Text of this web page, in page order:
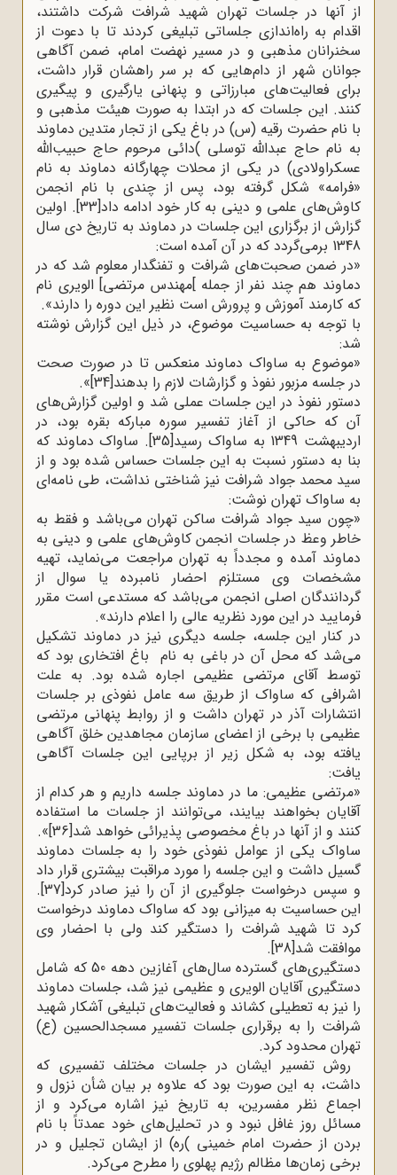
از آنها در جلسات تهران شهید شرافت شرکت داشتند،
اقدام به راه‌اندازی جلساتی تبلیغی کردند تا با دعوت از
سخنرانان مذهبی و در مسیر نهضت امام، ضمن آگاهی
جوانان شهر از دام‌هایی که بر سر راهشان قرار داشت،
برای فعالیت‌های مبارزاتی و پنهانی یارگیری و پیگیری
کنند. این جلسات که در ابتدا به صورت هیئت مذهبی و
با نام حضرت رقیه (س) در باغ یکی از تجار متدین دماوند
به نام حاج ‌عبدالله توسلی )دائی مرحوم حاج حبیب‌الله
عسکراولادی) در یکی از محلات چهارگانه دماوند به نام
«فرامه» شکل گرفته بود، پس از چندی با نام انجمن
کاوش‌های علمی و دینی به کار خود ادامه داد
.[33] اولین
گزارش از برگزاری این جلسات در دماوند به تاریخ دی سال
1348 برمی‌گردد که در آن آمده است
:
»در ضمن صحبت‌های شرافت و تفنگدار معلوم شد که در
دماوند هم چند نفر از جمله[مهندس مرتضی] الویری نام
که کارمند آموزش و پرورش است نظیر این دوره را دارند.«
با توجه به حساسیت موضوع، در ذیل این گزارش نوشته
شد:
»موضوع به ساواک دماوند منعکس تا در صورت صحت
در جلسه مزبور نفوذ و گزارشات لازم را بدهند
.«[34]
دستور نفوذ در این جلسات عملی شد و اولین گزارش‌های
آن که حاکی از آغاز تفسیر سوره مبارکه بقره بود، در
اردیبهشت 1349 به ساواک رسید
.[35] ساواک دماوند که
بنا به دستور نسبت به این جلسات حساس شده بود و از
سید محمد جواد شرافت نیز شناختی نداشت، طی نامه‌ای
به ساواک تهران نوشت:
»چون سید جواد شرافت ساکن تهران می‌باشد و فقط به
خاطر وعظ در جلسات انجمن کاوش‌های علمی و دینی به
دماوند آمده و مجدداً به تهران مراجعت می‌نماید، تهیه
مشخصات وی مستلزم احضار نامبرده یا سوال از
گردانندگان اصلی انجمن می‌باشد که مستدعی است مقرر
فرمایید در این مورد نظریه عالی را اعلام دارند.«
در کنار این جلسه، جلسه دیگری نیز در دماوند تشکیل
می‌شد که محل آن در باغی به نام باغ افتخاری بود که
توسط آقای مرتضی عظیمی اجاره شده بود. به علت
اشرافی که ساواک از طریق سه عامل نفوذی بر جلسات
انتشارات آذر در تهران داشت و از روابط پنهانی مرتضی
عظیمی با برخی از اعضای سازمان مجاهدین خلق آگاهی
یافته بود، به شکل زیر از برپایی این جلسات آگاهی
یافت:
»مرتضی عظیمی: ما در دماوند جلسه داریم و هر کدام از
آقایان بخواهند بیایند، می‌توانند از جلسات ما استفاده
کنند و از آنها در باغ مخصوصی پذیرائی خواهد شد
.«[36]
ساواک یکی از عوامل نفوذی خود را به جلسات دماوند
گسیل داشت و این جلسه را مورد مراقبت بیشتری قرار داد
و سپس درخواست جلوگیری از آن را نیز صادر کرد
.[37]
این حساسیت به میزانی بود که ساواک دماوند درخواست
کرد تا شهید شرافت را دستگیر کند ولی با احضار وی
موافقت شد
.[38]
دستگیری‌های گسترده سال‌های آغازین دهه 50 که شامل
دستگیری آقایان الویری و عظیمی نیز شد، جلسات دماوند
را نیز به تعطیلی کشاند و فعالیت‌های تبلیغی آشکار شهید
شرافت را به برقراری جلسات تفسیر مسجدالحسین (ع)
تهران محدود کرد.
روش تفسیر ایشان در جلسات مختلف تفسیری که
داشت، به این صورت بود که علاوه بر بیان شأن نزول و
اجماع نظر مفسرین، به تاریخ نیز اشاره می‌کرد و از
مسائل روز غافل نبود و در تحلیل‌های خود عمدتاً با نام
بردن از حضرت امام خمینی (ره) از ایشان تجلیل و در
برخی زمان‌ها مظالم رژیم پهلوی را مطرح می‌کرد.